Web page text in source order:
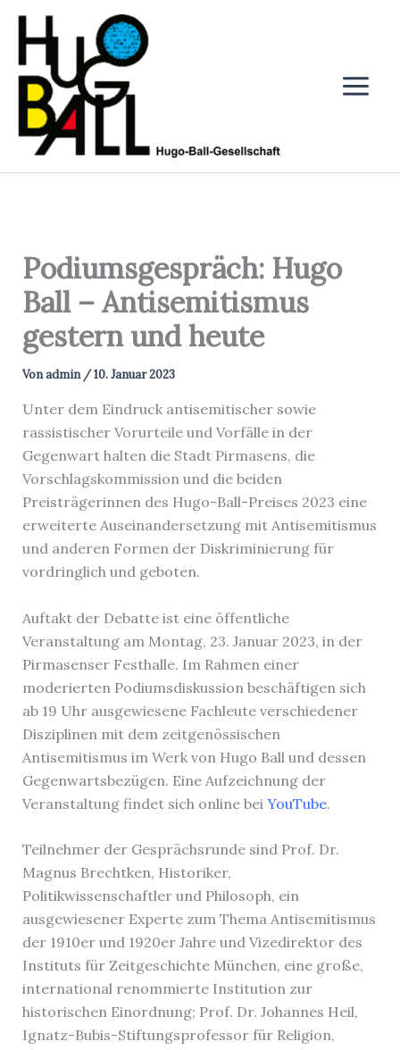
Zum
Inhalt
Podiumsgespräch: Hugo
Ball – Antisemitismus
gestern und heute
Vonadmin /10. Januar 2023
Unter dem Eindruck antisemitischer sowie
rassistischer Vorurteile und Vorfälle in der
Gegenwart halten die Stadt Pirmasens, die
Vorschlagskommission und die beiden
Preisträgerinnen des Hugo-Ball-Preises 2023 eine
erweiterte Auseinandersetzung mit Antisemitismus
und anderen Formen der Diskriminierung für
vordringlich und geboten.
Auftakt der Debatte ist eine öffentliche
Veranstaltung am Montag, 23. Januar 2023, in der
Pirmasenser Festhalle. Im Rahmen einer
moderierten Podiumsdiskussion beschäftigen sich
ab 19 Uhr ausgewiesene Fachleute verschiedener
Disziplinen mit dem zeitgenössischen
Antisemitismus im Werk von Hugo Ball und dessen
Gegenwartsbezügen. Eine Aufzeichnung der
Veranstaltung findet sich online bei YouTube.
Teilnehmer der Gesprächsrunde sind Prof. Dr.
Magnus Brechtken, Historiker,
Politikwissenschaftler und Philosoph, ein
ausgewiesener Experte zum Thema Antisemitismus
der 1910er und 1920er Jahre und Vizedirektor des
Instituts für Zeitgeschichte München, eine große,
international renommierte Institution zur
historischen Einordnung; Prof. Dr. Johannes Heil,
Ignatz-Bubis-Stiftungsprofessor für Religion,